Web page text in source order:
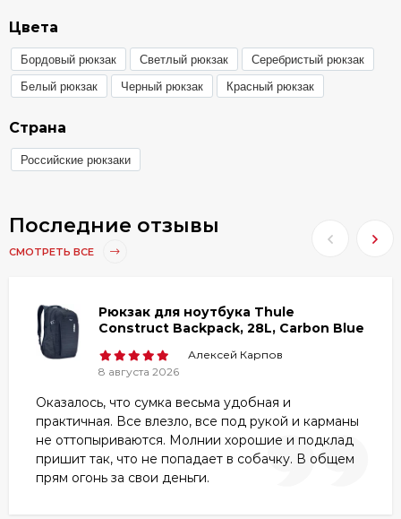
Цвета
Бордовый рюкзак Светлый рюкзак
Серебристый рюкзак
Белый рюкзак
Черный рюкзак Красный рюкзак
Страна
Российские рюкзаки
Последние отзывы
СМОТРЕТЬ ВСЕ
Рюкзак для ноутбука Thule
Construct Backpack, 28L, Carbon Blue
Алексей Карпов
8 августа 2026
Оказалось, что сумка весьма удобная и
практичная. Все влезло, все под рукой и карманы
не оттопыриваются. Молнии хорошие и подклад
пришит так, что не попадает в собачку. В общем
прям огонь за свои деньги.